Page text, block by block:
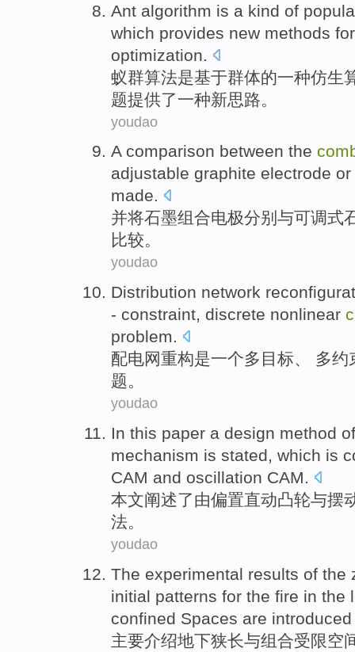
Ant algorithm is a kind of
which provides new methods for
optimization
蚁群算法是基于群体的一种仿生
题提供了一种新思路 。
youdao
A comparison between the
adjustable graphite electrode or
made.
并将石墨组合电极分别 与可调式
比较。
youdao
Distribution network
- constraint, discrete nonlinear
problem.
配电网重构是一个多 目标、 多约
题。
youdao
In this paper a design method of
mechanism is stated, which is
CAM and oscillation CAM.
本文阐述了由偏置直动凸轮与摆
法。
youdao
The experimental results of the
initial patterns for the fire in the
confined Spaces are introduced
主要介绍地下狭长与组合受限空